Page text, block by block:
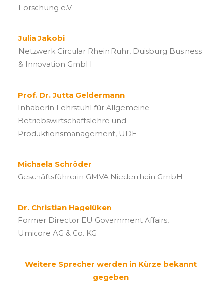
Forschung e.V.
Julia Jakobi
Netzwerk Circular Rhein.Ruhr, Duisburg Business
& Innovation GmbH
Prof. Dr. Jutta Geldermann
Inhaberin Lehrstuhl für Allgemeine
Betriebswirtschaftslehre und
Produktionsmanagement, UDE
Michaela Schröder
Geschäftsführerin GMVA Niederrhein GmbH
Dr. Christian Hagelüken
Former Director EU Government Affairs,
Umicore AG & Co. KG
Weitere Sprecher werden in Kürze bekannt
gegeben